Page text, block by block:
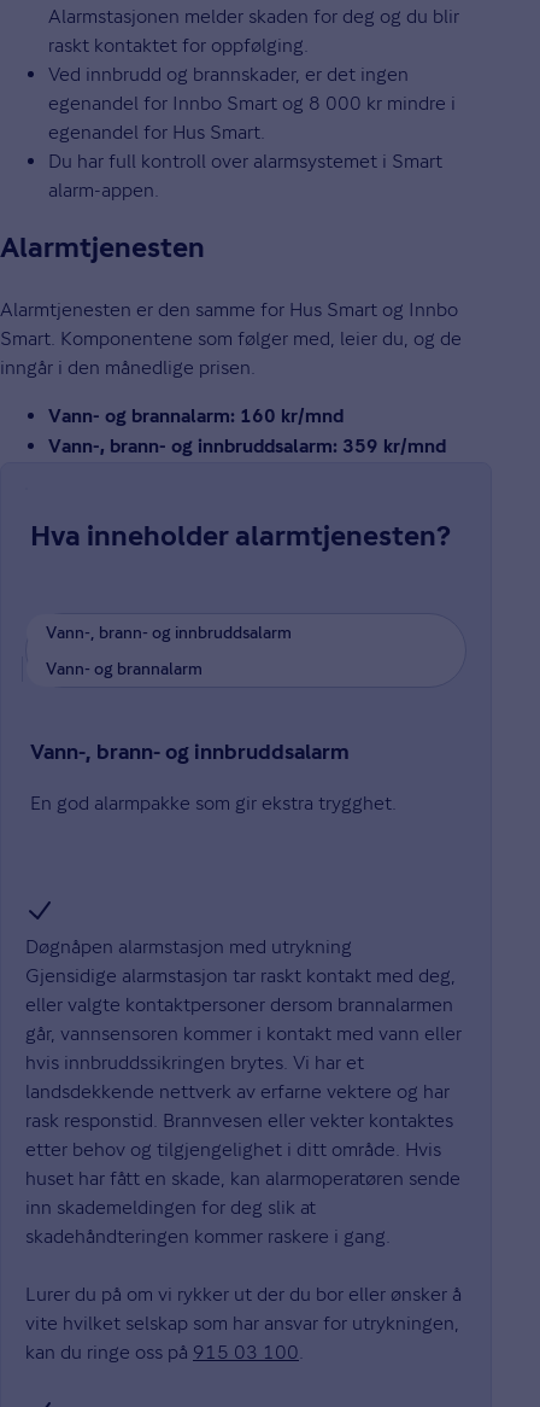
Alarmstasjonen melder skaden for deg og du blir
raskt kontaktet for oppfølging.
Ved innbrudd og brannskader, er det ingen
egenandel for Innbo Smart og 8 000 kr mindre i
egenandel for Hus Smart.
Du har full kontroll over alarmsystemet i Smart
alarm-appen.
Alarmtjenesten
Alarmtjenesten er den samme for Hus Smart og Innbo
Smart. Komponentene som følger med, leier du, og de
inngår i den månedlige prisen.
Vann- og brannalarm: 160 kr/mnd
Vann-, brann- og innbruddsalarm: 359 kr/mnd
Hva inneholder alarmtjenesten?
Vann-, brann- og innbruddsalarm
Vann- og brannalarm
Vann-, brann- og innbruddsalarm
En god alarmpakke som gir ekstra trygghet.
Døgnåpen alarmstasjon med utrykning
Gjensidige alarmstasjon tar raskt kontakt med deg,
eller valgte kontaktpersoner dersom brannalarmen
går, vannsensoren kommer i kontakt med vann eller
hvis innbruddssikringen brytes. Vi har et
landsdekkende nettverk av erfarne vektere og har
rask responstid. Brannvesen eller vekter kontaktes
etter behov og tilgjengelighet i ditt område. Hvis
huset har fått en skade, kan alarmoperatøren sende
inn skademeldingen for deg slik at
skadehåndteringen kommer raskere i gang.
Lurer du på om vi rykker ut der du bor eller ønsker å
vite hvilket selskap som har ansvar for utrykningen,
kan du ringe oss på 915 03 100.